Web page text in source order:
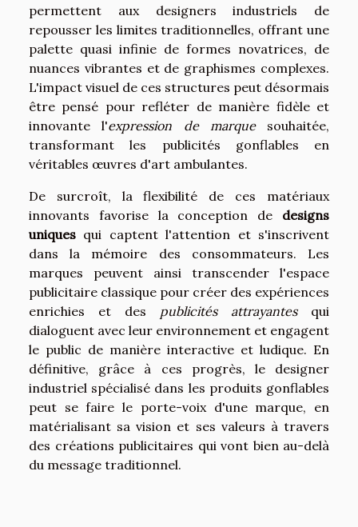
permettent aux designers industriels de
repousser les limites traditionnelles, offrant une
palette quasi infinie de formes novatrices, de
nuances vibrantes et de graphismes complexes.
L'impact visuel de ces structures peut désormais
être pensé pour refléter de manière fidèle et
innovante l'expression de marquesouhaitée,
transformant les publicités gonflables en
véritables œuvres d'art ambulantes.
De surcroît, la flexibilité de ces matériaux
innovants favorise la conception de designs
uniques qui captent l'attention et s'inscrivent
dans la mémoire des consommateurs. Les
marques peuvent ainsi transcender l'espace
publicitaire classique pour créer des expériences
enrichies et des publicités attrayantesqui
dialoguent avec leur environnement et engagent
le public de manière interactive et ludique. En
définitive, grâce à ces progrès, le designer
industriel spécialisé dans les produits gonflables
peut se faire le porte-voix d'une marque, en
matérialisant sa vision et ses valeurs à travers
des créations publicitaires qui vont bien au-delà
du message traditionnel.